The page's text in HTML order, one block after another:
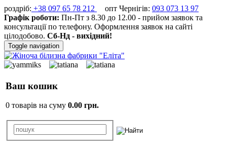
роздріб: +38 097 65 78 212 опт Чернігів: 093 073 13 97
Графік роботи: Пн-Пт з 8.30 до 12.00 - прийом заявок та
консультації по телефону. Оформлення заявок на сайті
цілодобово. Сб-Нд - вихідний!
Toggle navigation
Ваш кошик
0 товарів на суму 0.00 грн.